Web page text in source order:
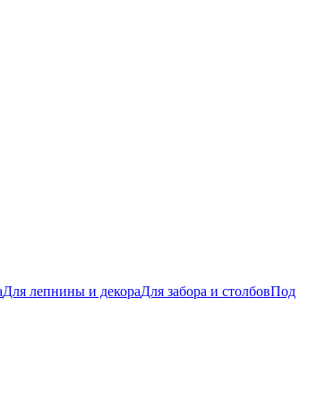
Для лепнины и декораДля забора и столбовПод